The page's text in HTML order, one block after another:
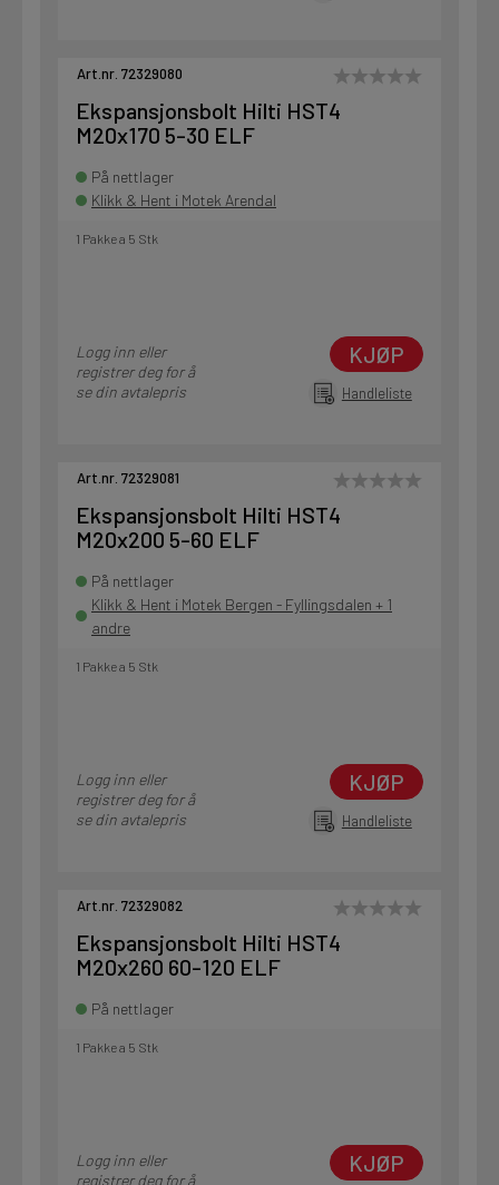
Art.nr. 72329080
Ekspansjonsbolt Hilti HST4
M20x170 5-30 ELF
På nettlager
Klikk & Hent i Motek Arendal
1 Pakke a 5 Stk
Logg inn eller
registrer deg for å
se din avtalepris
KJØP
Handleliste
Art.nr. 72329081
Ekspansjonsbolt Hilti HST4
M20x200 5-60 ELF
På nettlager
Klikk & Hent i Motek Bergen - Fyllingsdalen + 1
andre
1 Pakke a 5 Stk
Logg inn eller
registrer deg for å
se din avtalepris
KJØP
Handleliste
Art.nr. 72329082
Ekspansjonsbolt Hilti HST4
M20x260 60-120 ELF
På nettlager
1 Pakke a 5 Stk
Logg inn eller
registrer deg for å
KJØP